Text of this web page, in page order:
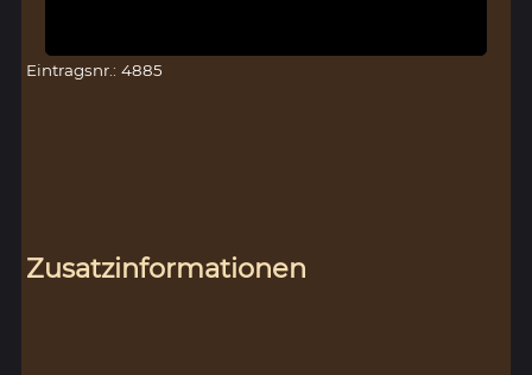
Eintragsnr.: 4885
Zusatzinformationen